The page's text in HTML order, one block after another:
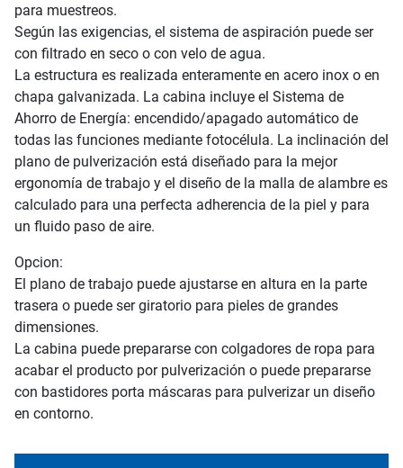
para muestreos.
Según las exigencias, el sistema de aspiración puede ser
con filtrado en seco o con velo de agua.
La estructura es realizada enteramente en acero inox o en
chapa galvanizada. La cabina incluye el Sistema de
Ahorro de Energía: encendido/apagado automático de
todas las funciones mediante fotocélula. La inclinación del
plano de pulverización está diseñado para la mejor
ergonomía de trabajo y el diseño de la malla de alambre es
calculado para una perfecta adherencia de la piel y para
un fluido paso de aire.
Opcion:
El plano de trabajo puede ajustarse en altura en la parte
trasera o puede ser giratorio para pieles de grandes
dimensiones.
La cabina puede prepararse con colgadores de ropa para
acabar el producto por pulverización o puede prepararse
con bastidores porta máscaras para pulverizar un diseño
en contorno.